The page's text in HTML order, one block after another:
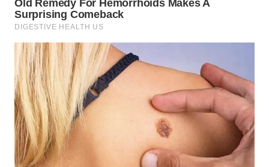
WN
SIMALUNGUN
WN
LABUHANBATU
WN
TAPANULI
TENGAH
WN DELI
SERDANG